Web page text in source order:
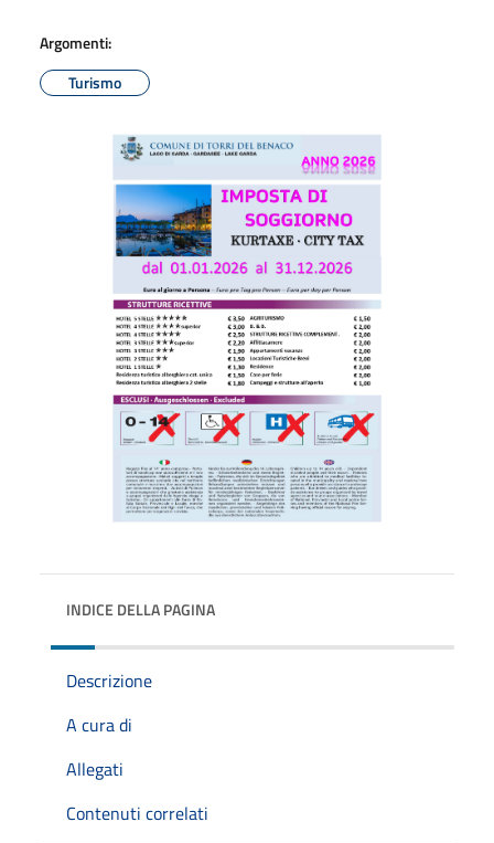
Argomenti:
Turismo
INDICE DELLA PAGINA
Descrizione
A cura di
Allegati
Contenuti correlati